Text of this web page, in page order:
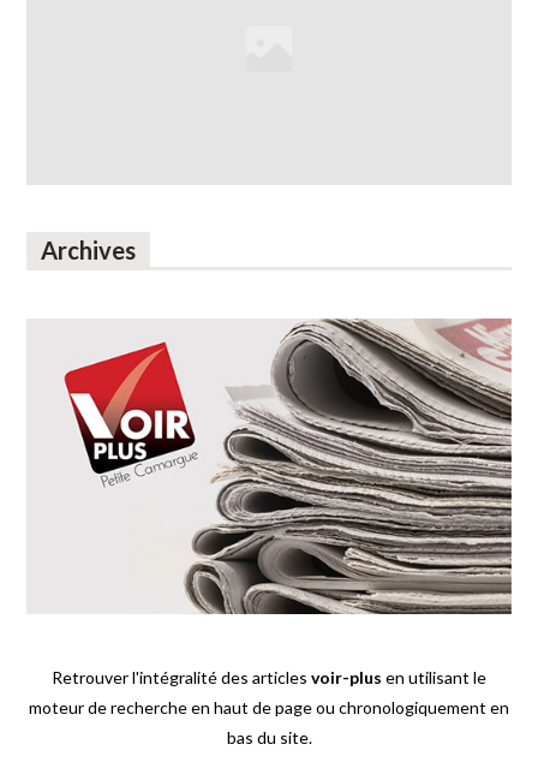
Archives
Retrouver l'intégralité des articles voir-plus en utilisant le
moteur de recherche en haut de page ou chronologiquement en
bas du site.